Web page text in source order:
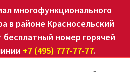
многофункционального
в районе Красносельский
бесплатный номер горячей
+7 (495) 777-77-77.